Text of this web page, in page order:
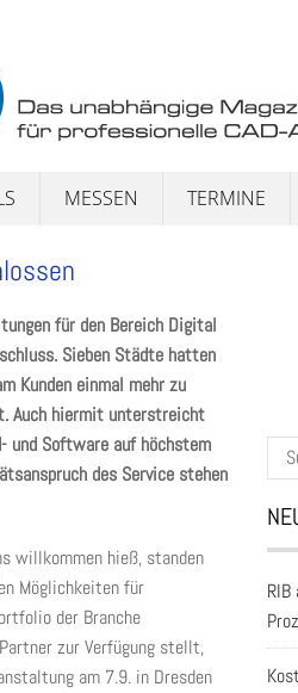
MESSEN TERMINE
für den Bereich Digital
Sieben Städte hatten
Kunden einmal mehr zu
Auch hiermit unterstreicht
und Software auf höchstem
des Service stehen
willkommen hieß, standen
Möglichkeiten für
der Branche
zur Verfügung stellt,
am 7.9. in Dresden